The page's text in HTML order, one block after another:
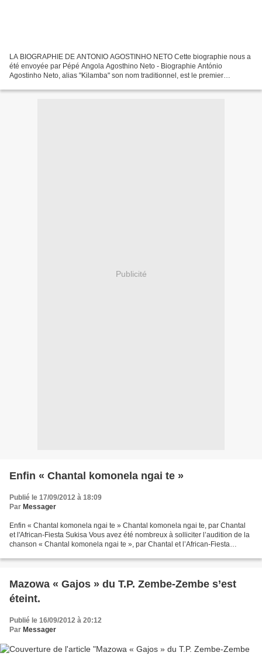
LA BIOGRAPHIE DE ANTONIO AGOSTINHO NETO Cette biographie nous a
été envoyée par Pépé Angola Agosthino Neto - Biographie António
Agostinho Neto, alias "Kilamba" son nom traditionnel, est le premier
Publicité
Enfin « Chantal komonela ngai te »
Publié le 17/09/2012 à 18:09
Par Messager
Enfin « Chantal komonela ngai te » Chantal komonela ngai te, par Chantal
et l'African-Fiesta Sukisa Vous avez été nombreux à solliciter l’audition de la
chanson « Chantal komonela ngai te », par Chantal et l’African-Fiesta
Mazowa « Gajos » du T.P. Zembe-Zembe s’est
éteint.
Publié le 16/09/2012 à 20:12
Par Messager